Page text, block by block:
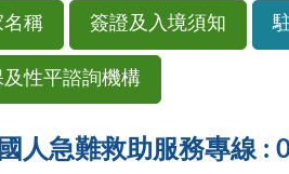
名稱 簽證及入境須知
及性平諮詢機構
人急難救助服務專線 :